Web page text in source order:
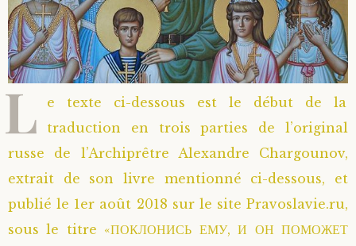
L
e texte ci-dessous est le début de la
traduction en trois parties de l’original
russe de l’Archiprêtre Alexandre Chargounov,
extrait de son livre mentionné ci-dessous, et
publié le 1er août 2018 sur le site Pravoslavie.ru,
sous le titre «ПОКЛОНИСЬ ЕМУ, И ОН ПОМОЖЕТ